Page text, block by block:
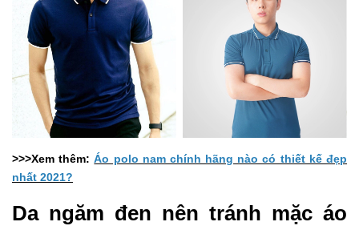
>>>Xem thêm:Áo polo nam chính hãng nào có thiết kế đẹp
nhất 2021?
Da ngăm đen nên tránh mặc áo